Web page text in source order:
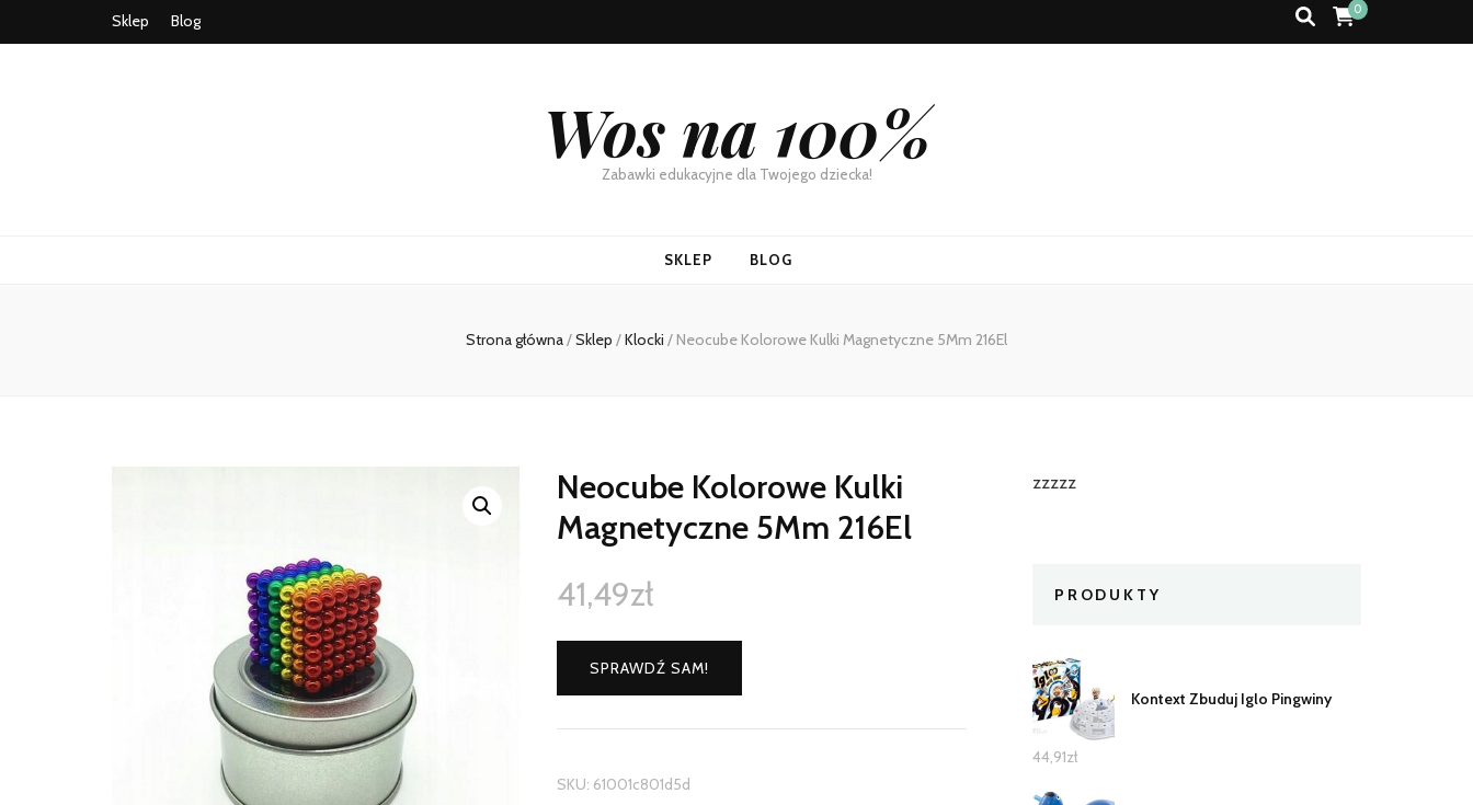
Sklep Blog
0
Wos na 100%
Zabawki edukacyjne dla Twojego dziecka!
SKLEP BLOG
Strona główna/Sklep /Klocki / Neocube Kolorowe Kulki Magnetyczne 5Mm 216El
Neocube Kolorowe Kulki
Magnetyczne 5Mm 216El
41,49zł
SPRAWDŹ SAM!
SKU: 61001c801d5d
zzzzz
PRODUKTY
Kontext Zbuduj Iglo Pingwiny
44,91zł